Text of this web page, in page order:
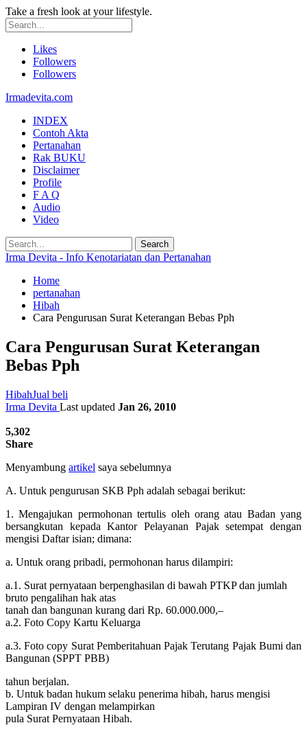
Take a fresh look at your lifestyle.
Likes
Followers
Followers
Irmadevita.com
INDEX
Contoh Akta
Pertanahan
Rak BUKU
Disclaimer
Profile
F A Q
Audio
Video
Irma Devita - Info Kenotariatan dan Pertanahan
Home
pertanahan
Hibah
Cara Pengurusan Surat Keterangan Bebas Pph
Cara Pengurusan Surat Keterangan
Bebas Pph
HibahJual beli
Irma Devita Last updated Jan 26, 2010
5,302
Share
Menyambung artikel saya sebelumnya
A. Untuk pengurusan SKB Pph adalah sebagai berikut:
1. Mengajukan permohonan tertulis oleh orang atau Badan yang
bersangkutan kepada Kantor Pelayanan Pajak setempat dengan
mengisi Daftar isian; dimana:
a. Untuk orang pribadi, permohonan harus dilampiri:
a.1. Surat pernyataan berpenghasilan di bawah PTKP dan jumlah
bruto pengalihan hak atas
tanah dan bangunan kurang dari Rp. 60.000.000,–
a.2. Foto Copy Kartu Keluarga
a.3. Foto copy Surat Pemberitahuan Pajak Terutang Pajak Bumi dan
Bangunan (SPPT PBB)
tahun berjalan.
b. Untuk badan hukum selaku penerima hibah, harus mengisi
Lampiran IV dengan melampirkan
pula Surat Pernyataan Hibah.